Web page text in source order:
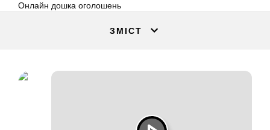
Онлайн дошка оголошень
ЗМІСТ